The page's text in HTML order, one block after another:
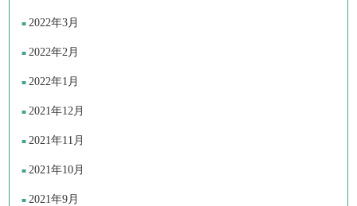
2022年3月
2022年2月
2022年1月
2021年12月
2021年11月
2021年10月
2021年9月